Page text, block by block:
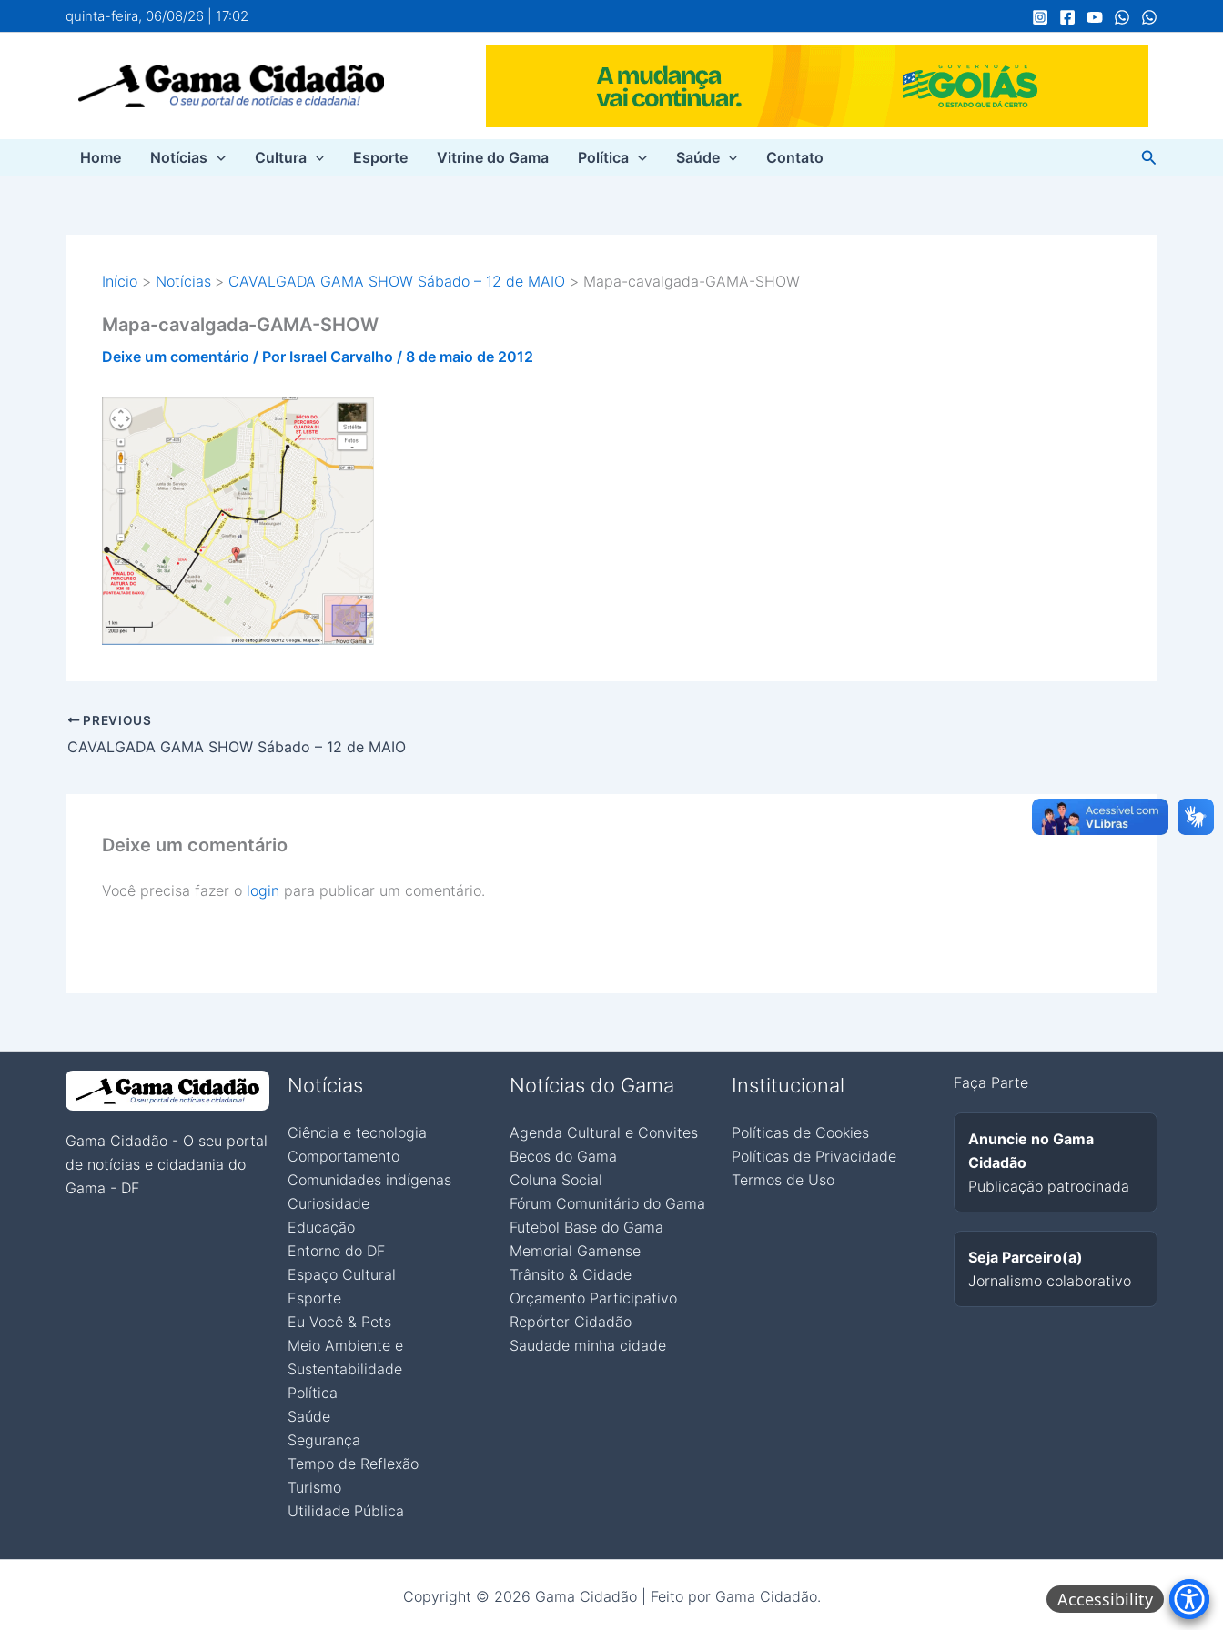
para
quinta-feira, 06/08/26 | 17:02
Home Notícias Cultura Esporte Vitrine do Gama Política Saúde Contato Pesquisar
Início Notícias CAVALGADA GAMA SHOW Sábado – 12 de MAIO Mapa-cavalgada-GAMA-SHOW
Mapa-cavalgada-GAMA-SHOW
Deixe um comentário / Por Israel Carvalho / 8 de maio de 2012
PREVIOUS
CAVALGADA GAMA SHOW Sábado – 12 de MAIO
Deixe um comentário
Você precisa fazer o login para publicar um comentário.
Gama Cidadão - O seu portal
de notícias e cidadania do
Gama - DF
Notícias
Ciência e tecnologia
Comportamento
Comunidades indígenas
Curiosidade
Educação
Entorno do DF
Espaço Cultural
Esporte
Eu Você & Pets
Meio Ambiente e
Sustentabilidade
Política
Saúde
Segurança
Tempo de Reflexão
Turismo
Utilidade Pública
Notícias do Gama
Agenda Cultural e Convites
Becos do Gama
Coluna Social
Fórum Comunitário do Gama
Futebol Base do Gama
Memorial Gamense
Trânsito & Cidade
Orçamento Participativo
Repórter Cidadão
Saudade minha cidade
Institucional
Políticas de Cookies
Políticas de Privacidade
Termos de Uso
Faça Parte
Anuncie no Gama
Cidadão
Publicação patrocinada
Seja Parceiro(a)
Jornalismo colaborativo
Copyright © 2026 Gama Cidadão | Feito por Gama Cidadão. Accessibility